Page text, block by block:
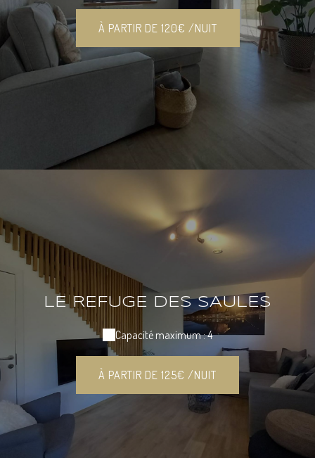
À PARTIR DE 120€ /NUIT
LE REFUGE DES SAULES
Capacité maximum : 4
À PARTIR DE 125€ /NUIT